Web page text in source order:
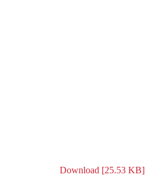
Download [25.53 KB]